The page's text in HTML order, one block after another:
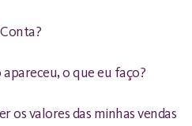
o que eu faço?
os valores das minhas vendas